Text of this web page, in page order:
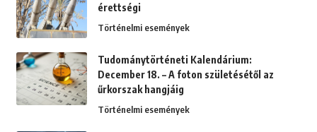
érettségi
Történelmi események
Tudománytörténeti Kalendárium:
December 18. – A foton születésétől az
űrkorszak hangjáig
Történelmi események